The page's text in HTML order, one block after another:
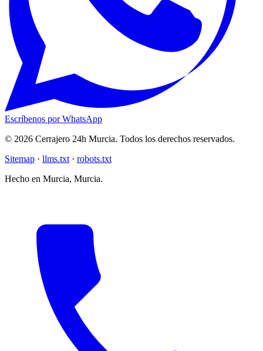
Escríbenos por WhatsApp
© 2026 Cerrajero 24h Murcia. Todos los derechos reservados.
Sitemap · llms.txt · robots.txt
Hecho en Murcia, Murcia.